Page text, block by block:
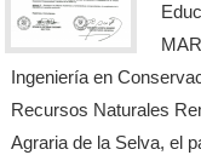
Ingeniería en
Recursos Naturales
Agraria de la Selva, el